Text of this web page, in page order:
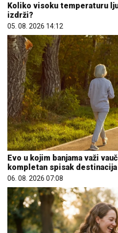
Koliko visoku temperaturu
izdrži?
05. 08. 2026 14:12
Evo u kojim banjama važi
kompletan spisak
06. 08. 2026 07:08